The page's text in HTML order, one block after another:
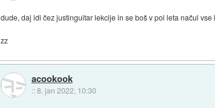
dude, daj idi čez justinguitar lekcije in se boš v pol leta načul
zz
acookook
::8. jan 2022, 10:30